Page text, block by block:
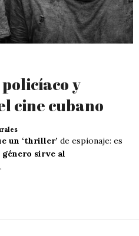
policíaco y
cine cubano
un ‘thriller’ de espionaje: es
género sirve al
.